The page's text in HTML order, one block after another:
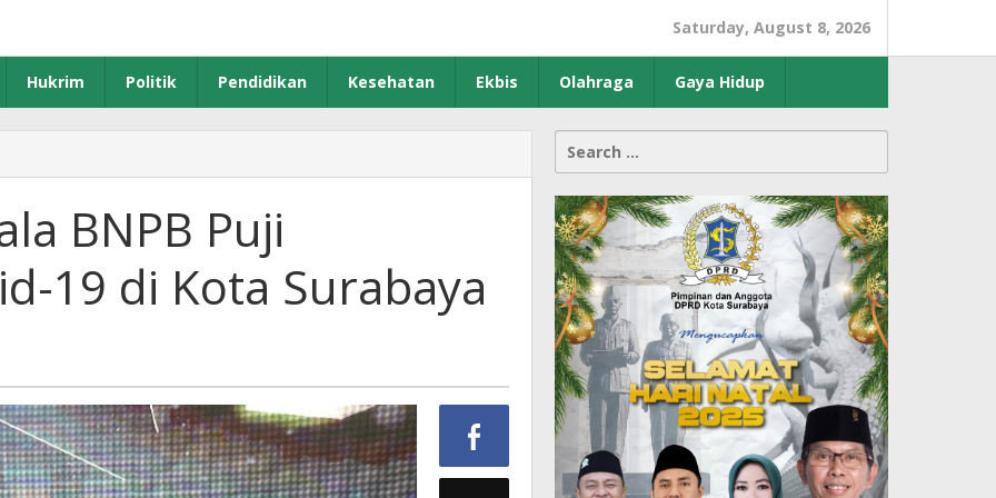
Saturday, August 8, 2026
Hukrim Politik Pendidikan Kesehatan Ekbis Olahraga Gaya Hidup
BNPB Puji
19 di Kota Surabaya
Search
for: